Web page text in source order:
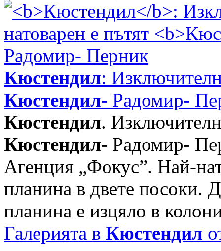
Кюстендил:
Кюстендил- Радомир-
Кюстендил.
Кюстендил- Радомир-
Агенция „Фокус”. Най-
планина в двете посоки.
планина е изцяло в
Галерията в Кюстендил